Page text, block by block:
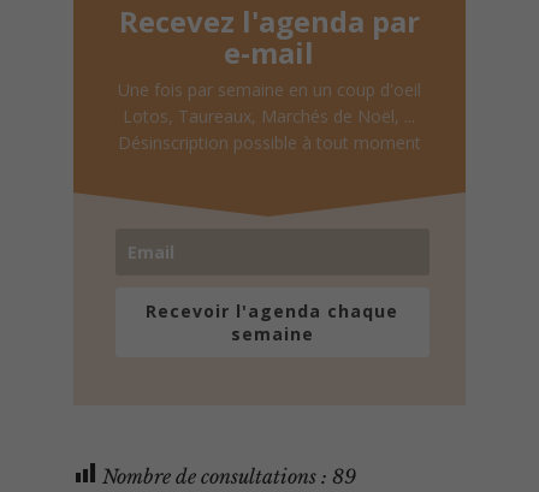
Recevez l'agenda par
e-mail
Une fois par semaine en un coup d'oeil
Lotos, Taureaux, Marchés de Noël, ...
Désinscription possible à tout moment
Recevoir l'agenda chaque
semaine
Nombre de consultations : 89